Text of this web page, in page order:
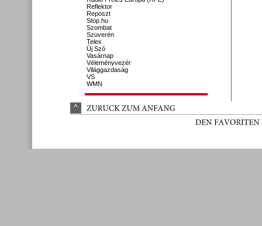
Reflektor
Reposzt
Stop.hu
Szombat
Szuverén
Telex
Új Szó
Vasárnap
Véleményvezér
Világgazdaság
VS
WMN
^ ZURÜCK ZUM ANFANG
DEN FAVORITEN